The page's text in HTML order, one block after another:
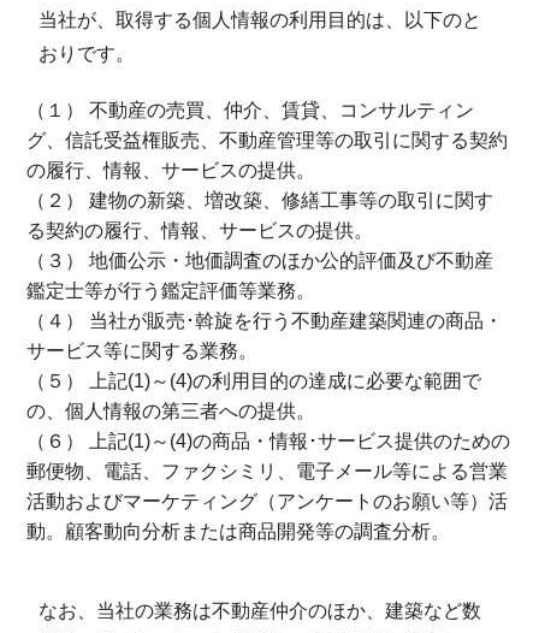
当社が、取得する個人情報の利用目的は、以下のと
おりです。
（１） 不動産の売買、仲介、賃貸、コンサルティン
グ、信託受益権販売、不動産管理等の取引に関する契約
の履行、情報、サービスの提供。
（２） 建物の新築、増改築、修繕工事等の取引に関す
る契約の履行、情報、サービスの提供。
（３） 地価公示・地価調査のほか公的評価及び不動産
鑑定士等が行う鑑定評価等業務。
（４） 当社が販売･斡旋を行う不動産建築関連の商品・
サービス等に関する業務。
（５） 上記(1)～(4)の利用目的の達成に必要な範囲で
の、個人情報の第三者への提供。
（６） 上記(1)～(4)の商品・情報･サービス提供のための
郵便物、電話、ファクシミリ、電子メール等による営業
活動およびマーケティング（アンケートのお願い等）活
動。顧客動向分析または商品開発等の調査分析。
なお、当社の業務は不動産仲介のほか、建築など数